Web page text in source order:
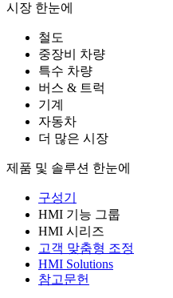
시장 한눈에
철도
중장비 차량
특수 차량
버스 & 트럭
기계
자동차
더 많은 시장
제품 및 솔루션 한눈에
구성기
HMI 기능 그룹
HMI 시리즈
고객 맞춤형 조정
HMI Solutions
참고문헌